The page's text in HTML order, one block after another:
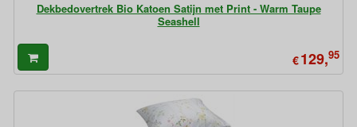
Dekbedovertrek Bio Katoen Satijn met Print - Warm Taupe
Seashell
€129,95